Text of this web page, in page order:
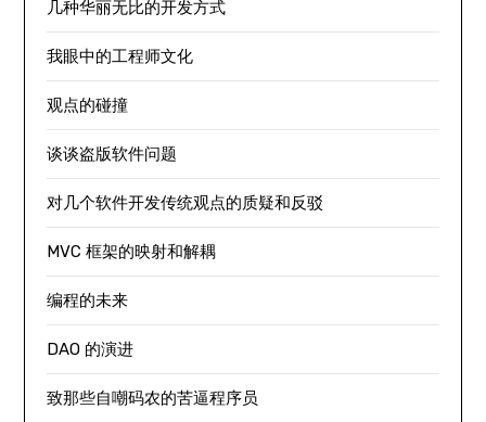
几种华丽无比的开发方式
我眼中的工程师文化
观点的碰撞
谈谈盗版软件问题
对几个软件开发传统观点的质疑和反驳
MVC 框架的映射和解耦
编程的未来
DAO 的演进
致那些自嘲码农的苦逼程序员